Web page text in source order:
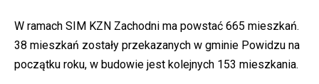
W ramach SIM KZN Zachodni ma powstać 665 mieszkań.
38 mieszkań zostały przekazanych w gminie Powidzu na
początku roku, w budowie jest kolejnych 153 mieszkania.